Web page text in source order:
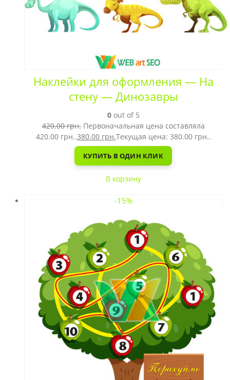
Наклейки для оформления — На
стену — Динозавры
0out of 5
420.00грн. Первоначальная цена составляла
420.00 грн..380.00 грн.Текущая цена: 380.00 грн..
КУПИТЬ В ОДИН КЛИК
В корзину
-15%